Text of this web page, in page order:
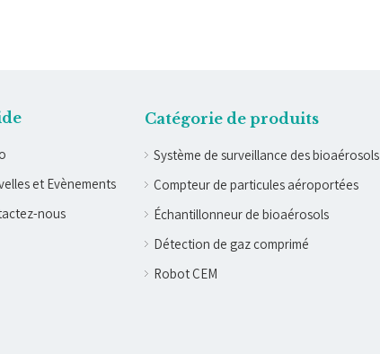
et Evènements
nous
Catégorie de produits
Système de surveillance des bioaérosols
Compteur de particules aéroportées
Échantillonneur de bioaérosols
Détection de gaz comprimé
Robot CEM